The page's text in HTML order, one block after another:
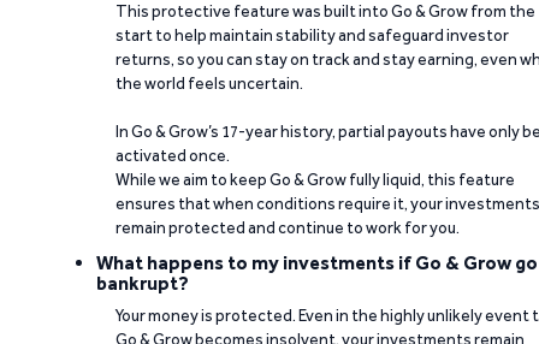
This protective feature was built into Go & Grow from the
start to help maintain stability and safeguard investor
returns, so you can stay on track and stay earning, even
the world feels uncertain.
In Go & Grow’s 17-year history, partial payouts have only
activated once.
While we aim to keep Go & Grow fully liquid, this feature
ensures that when conditions require it, your investments
remain protected and continue to work for you.
What happens to my investments if Go & Grow
bankrupt?
Your money is protected. Even in the highly unlikely event
Go & Grow becomes insolvent, your investments remain